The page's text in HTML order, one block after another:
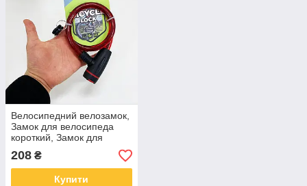
Велосипедний велозамок,
Замок для велосипеда
короткий, Замок для
велосипеда із захистом
від злому YR-33
208 ₴
Купити